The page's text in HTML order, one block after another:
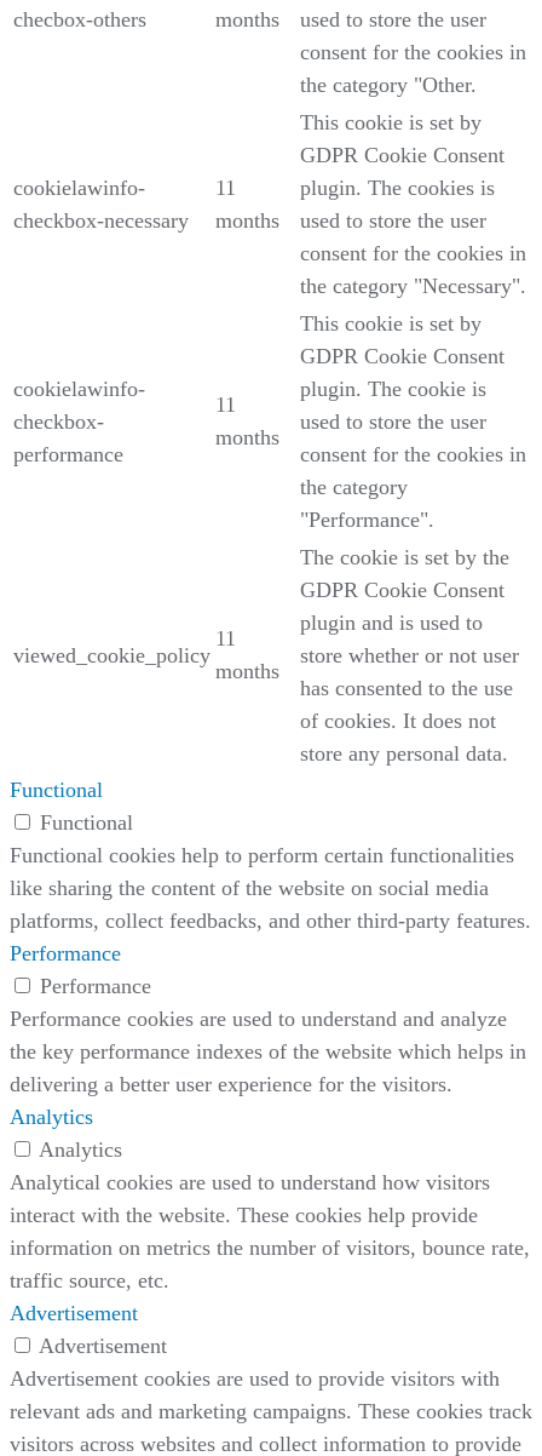
checbox-others
months
used to store the user
consent for the cookies in
the category "Other.
cookielawinfo-
checkbox-necessary
11
months
This cookie is set by
GDPR Cookie Consent
plugin. The cookies is
used to store the user
consent for the cookies in
the category "Necessary".
cookielawinfo-
checkbox-
performance
11
months
This cookie is set by
GDPR Cookie Consent
plugin. The cookie is
used to store the user
consent for the cookies in
the category
"Performance".
viewed_cookie_policy
11
months
The cookie is set by the
GDPR Cookie Consent
plugin and is used to
store whether or not user
has consented to the use
of cookies. It does not
store any personal data.
Functional
Functional
Functional cookies help to perform certain functionalities
like sharing the content of the website on social media
platforms, collect feedbacks, and other third-party features.
Performance
Performance
Performance cookies are used to understand and analyze
the key performance indexes of the website which helps in
delivering a better user experience for the visitors.
Analytics
Analytics
Analytical cookies are used to understand how visitors
interact with the website. These cookies help provide
information on metrics the number of visitors, bounce rate,
traffic source, etc.
Advertisement
Advertisement
Advertisement cookies are used to provide visitors with
relevant ads and marketing campaigns. These cookies track
visitors across websites and collect information to provide